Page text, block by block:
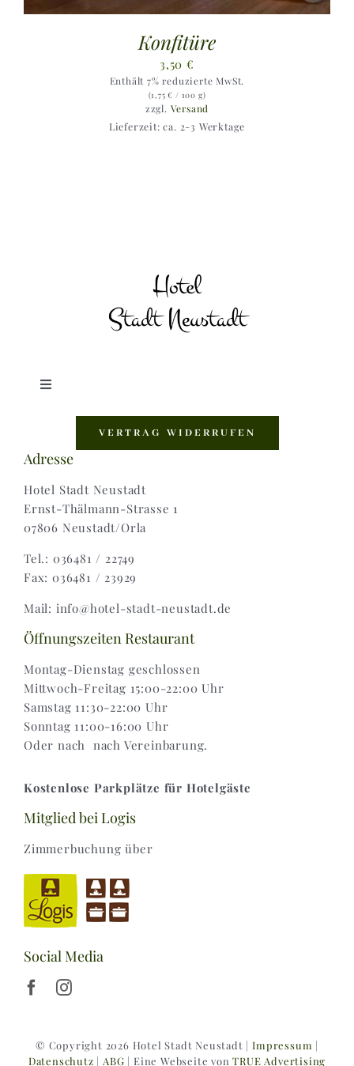
Konfitüre
3,50€
Enthält 7% reduzierte MwSt.
(1,75€ / 100 g)
zzgl. Versand
Lieferzeit: ca. 2-3 Werktage
Toggle
Zahlungsweisen |
Widerruf |
Versand & Lieferung
VERTRAG WIDERRUFEN
Adresse
Hotel Stadt Neustadt
Ernst-Thälmann-Strasse 1
07806 Neustadt/Orla
Tel.: 036481 / 22749
Fax: 036481 / 23929
Mail: info@hotel-stadt-neustadt.de
Öffnungszeiten Restaurant
Montag-Dienstag geschlossen
Mittwoch-Freitag 15:00-22:00 Uhr
Samstag 11:30-22:00 Uhr
Sonntag 11:00-16:00 Uhr
Oder nach nach Vereinbarung.
Kostenlose Parkplätze für Hotelgäste
Mitglied bei Logis
Zimmerbuchung über
Social Media
© Copyright 2026 Hotel Stadt Neustadt |Impressum |
Datenschutz |ABG | Eine Webseite vonTRUE Advertising